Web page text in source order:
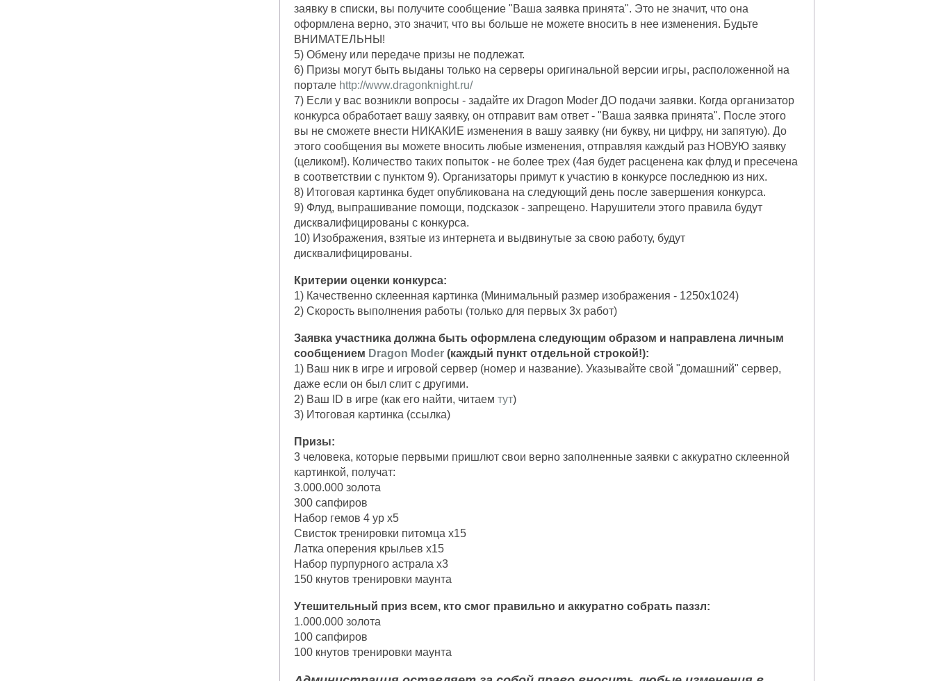
заявку в списки, вы получите сообщение "Ваша заявка принята". Это не значит, что она
оформлена верно, это значит, что вы больше не можете вносить в нее изменения. Будьте
ВНИМАТЕЛЬНЫ!
5) Обмену или передаче призы не подлежат.
6) Призы могут быть выданы только на серверы оригинальной версии игры, расположенной на
портале http://www.dragonknight.ru/
7) Если у вас возникли вопросы - задайте их Dragon Moder ДО подачи заявки. Когда организатор
конкурса обработает вашу заявку, он отправит вам ответ - "Ваша заявка принята". После этого
вы не сможете внести НИКАКИЕ изменения в вашу заявку (ни букву, ни цифру, ни запятую). До
этого сообщения вы можете вносить любые изменения, отправляя каждый раз НОВУЮ заявку
(целиком!). Количество таких попыток - не более трех (4ая будет расценена как флуд и пресечена
в соответствии с пунктом 9). Организаторы примут к участию в конкурсе последнюю из них.
8) Итоговая картинка будет опубликована на следующий день после завершения конкурса.
9) Флуд, выпрашивание помощи, подсказок - запрещено. Нарушители этого правила будут
дисквалифицированы с конкурса.
10) Изображения, взятые из интернета и выдвинутые за свою работу, будут
дисквалифицированы.
Критерии оценки конкурса:
1) Качественно склеенная картинка (Минимальный размер изображения - 1250х1024)
2) Скорость выполнения работы (только для первых 3х работ)
Заявка участника должна быть оформлена следующим образом и направлена личным
сообщением Dragon Moder (каждый пункт отдельной строкой!):
1) Ваш ник в игре и игровой сервер (номер и название). Указывайте свой "домашний" сервер,
даже если он был слит с другими.
2) Ваш ID в игре (как его найти, читаем тут)
3) Итоговая картинка (ссылка)
Призы:
3 человека, которые первыми пришлют свои верно заполненные заявки с аккуратно склеенной
картинкой, получат:
3.000.000 золота
300 сапфиров
Набор гемов 4 ур х5
Свисток тренировки питомца х15
Латка оперения крыльев х15
Набор пурпурного астрала х3
150 кнутов тренировки маунта
Утешительный приз всем, кто смог правильно и аккуратно собрать паззл:
1.000.000 золота
100 сапфиров
100 кнутов тренировки маунта